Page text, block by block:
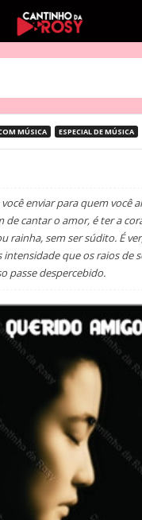
MÚSICA ESPECIAL DE MÚSICA
enviar para quem você
de cantar o amor, é ter a
rainha, sem ser súdito. É
que os raios de
passe despercebido.